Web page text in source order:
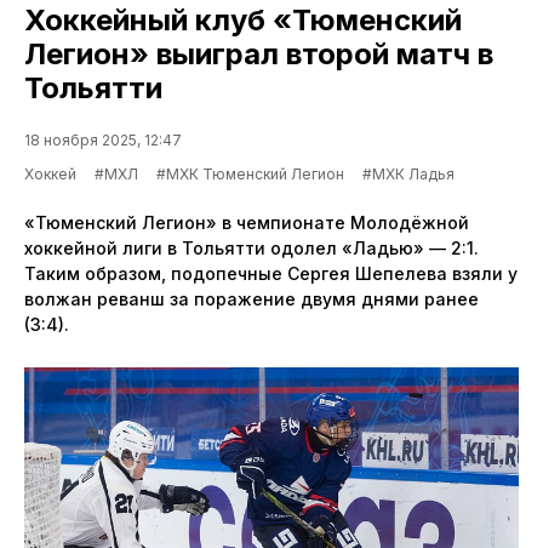
Хоккейный клуб «Тюменский
Легион» выиграл второй матч в
Тольятти
18 ноября 2025, 12:47
Хоккей
#МХЛ #МХК Тюменский Легион #МХК Ладья
«Тюменский Легион» в чемпионате Молодёжной
хоккейной лиги в Тольятти одолел «Ладью» — 2:1.
Таким образом, подопечные Сергея Шепелева взяли у
волжан реванш за поражение двумя днями ранее
(3:4).